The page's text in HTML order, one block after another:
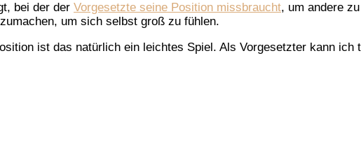
bei der der Vorgesetzte seine Position missbraucht, um andere
um sich selbst groß zu fühlen.
ist das natürlich ein leichtes Spiel. Als Vorgesetzter kann ich